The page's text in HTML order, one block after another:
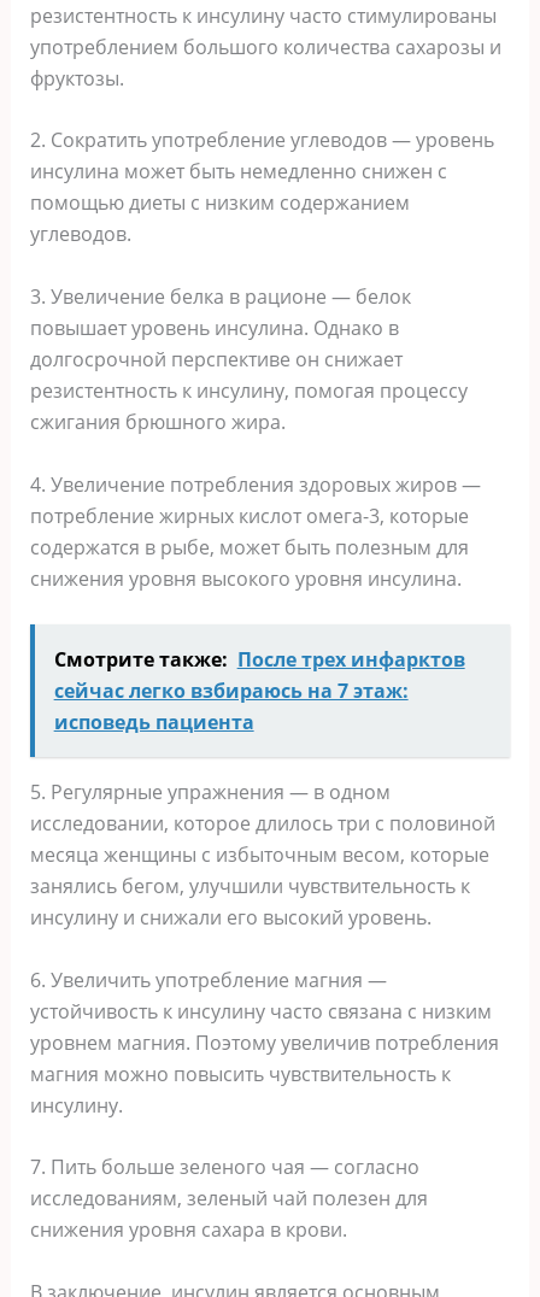
резистентность к инсулину часто стимулированы
употреблением большого количества сахарозы и
фруктозы.
2. Сократить употребление углеводов — уровень
инсулина может быть немедленно снижен с
помощью диеты с низким содержанием
углеводов.
3. Увеличение белка в рационе — белок
повышает уровень инсулина. Однако в
долгосрочной перспективе он снижает
резистентность к инсулину, помогая процессу
сжигания брюшного жира.
4. Увеличение потребления здоровых жиров —
потребление жирных кислот омега-3, которые
содержатся в рыбе, может быть полезным для
снижения уровня высокого уровня инсулина.
Смотрите также: После трех инфарктов
сейчас легко взбираюсь на 7 этаж:
исповедь пациента
5. Регулярные упражнения — в одном
исследовании, которое длилось три с половиной
месяца женщины с избыточным весом, которые
занялись бегом, улучшили чувствительность к
инсулину и снижали его высокий уровень.
6. Увеличить употребление магния —
устойчивость к инсулину часто связана с низким
уровнем магния. Поэтому увеличив потребления
магния можно повысить чувствительность к
инсулину.
7. Пить больше зеленого чая — согласно
исследованиям, зеленый чай полезен для
снижения уровня сахара в крови.